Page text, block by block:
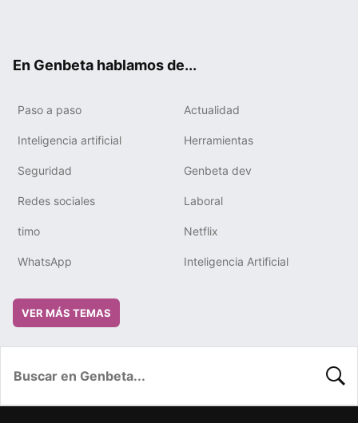
En Genbeta hablamos de...
Paso a paso Actualidad
Inteligencia artificial Herramientas
Seguridad Genbeta dev
Redes sociales Laboral
timo Netflix
WhatsApp Inteligencia Artificial
VER MÁS TEMAS